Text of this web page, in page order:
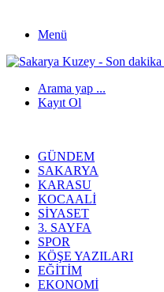
Menü
Arama yap ...
Kayıt Ol
GÜNDEM
SAKARYA
KARASU
KOCAALI
SIYASET
3. SAYFA
SPOR
KÖŞE YAZILARI
EĞITIM
EKONOMI